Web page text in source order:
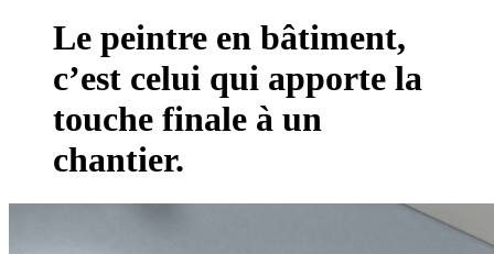
Le peintre en bâtiment,
c’est celui qui apporte la
touche finale à un
chantier.